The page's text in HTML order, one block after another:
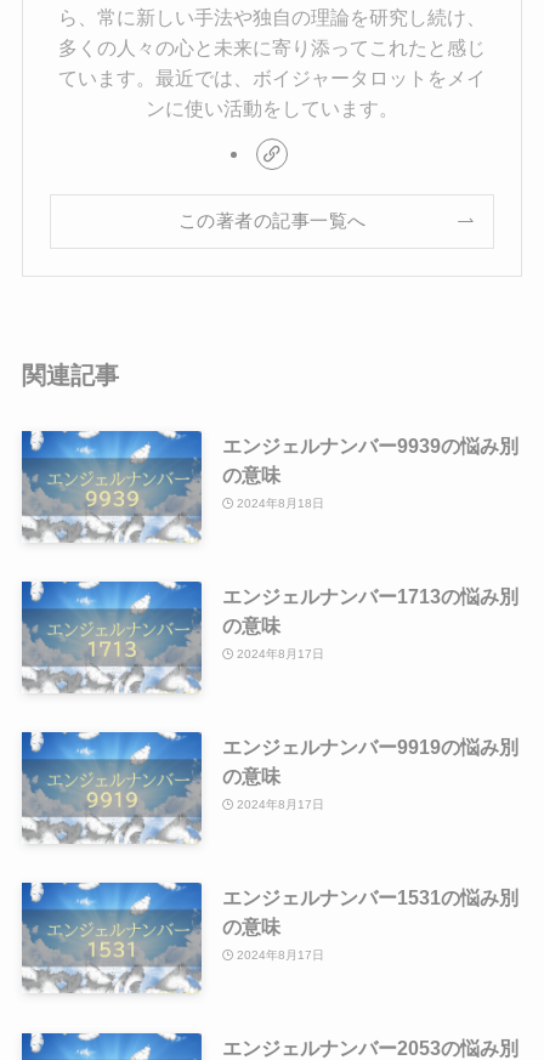
ら、常に新しい手法や独自の理論を研究し続け、
多くの人々の心と未来に寄り添ってこれたと感じ
ています。最近では、ボイジャータロットをメイ
ンに使い活動をしています。
この著者の記事一覧へ
関連記事
エンジェルナンバー9939の悩み別
の意味
2024年8月18日
エンジェルナンバー1713の悩み別
の意味
2024年8月17日
エンジェルナンバー9919の悩み別
の意味
2024年8月17日
エンジェルナンバー1531の悩み別
の意味
2024年8月17日
エンジェルナンバー2053の悩み別